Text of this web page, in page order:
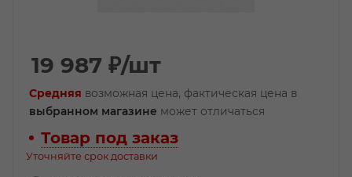
19 987 ₽/шт
Средняя возможная цена, фактическая цена в
выбранном магазине может отличаться
Товар под заказ
Уточняйте срок доставки